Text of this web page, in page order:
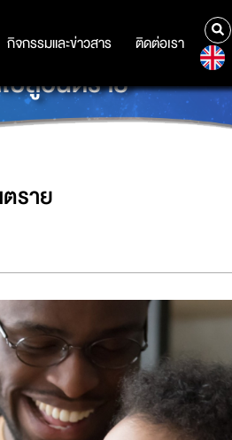
กิจกรรมและข่าวสาร ติดต่อเรา
กิจกรรมและข่าวสาร ติดต่อเรา
ปสู่อันตราย
ราย